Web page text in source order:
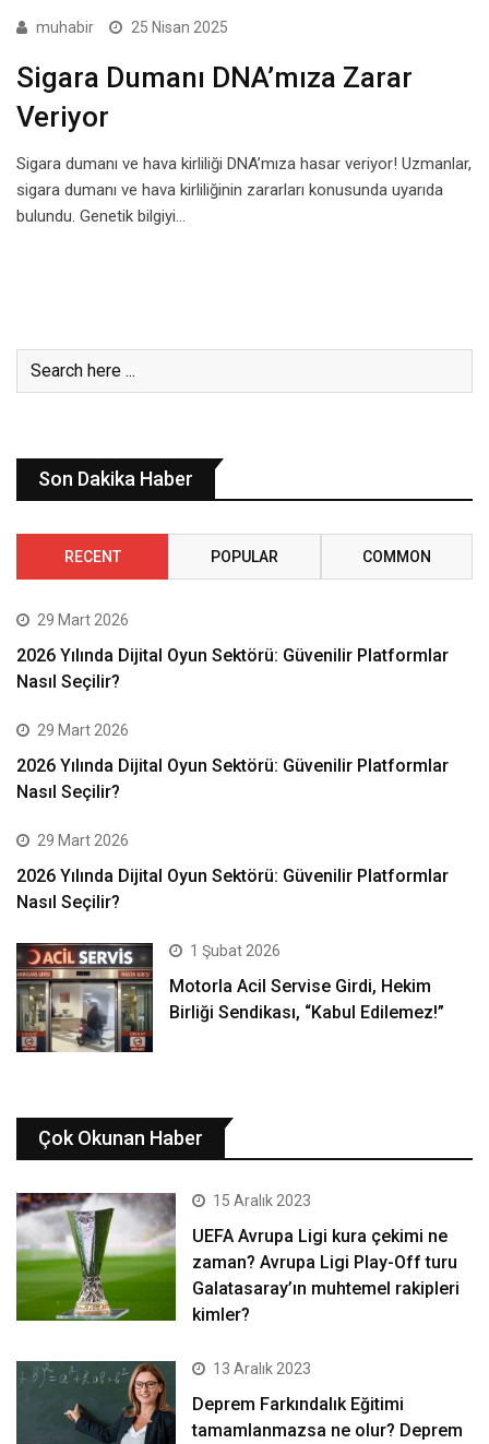
muhabir 25 Nisan 2025
Sigara Dumanı DNA’mıza Zarar
Veriyor
Sigara dumanı ve hava kirliliği DNA’mıza hasar veriyor! Uzmanlar,
sigara dumanı ve hava kirliliğinin zararları konusunda uyarıda
bulundu. Genetik bilgiyi…
Son Dakika Haber
RECENT POPULAR COMMON
29 Mart 2026
2026 Yılında Dijital Oyun Sektörü: Güvenilir Platformlar
Nasıl Seçilir?
29 Mart 2026
2026 Yılında Dijital Oyun Sektörü: Güvenilir Platformlar
Nasıl Seçilir?
29 Mart 2026
2026 Yılında Dijital Oyun Sektörü: Güvenilir Platformlar
Nasıl Seçilir?
1 Şubat 2026
Motorla Acil Servise Girdi, Hekim
Birliği Sendikası, “Kabul Edilemez!”
Çok Okunan Haber
15 Aralık 2023
UEFA Avrupa Ligi kura çekimi ne
zaman? Avrupa Ligi Play-Off turu
Galatasaray’ın muhtemel rakipleri
kimler?
13 Aralık 2023
Deprem Farkındalık Eğitimi
tamamlanmazsa ne olur? Deprem